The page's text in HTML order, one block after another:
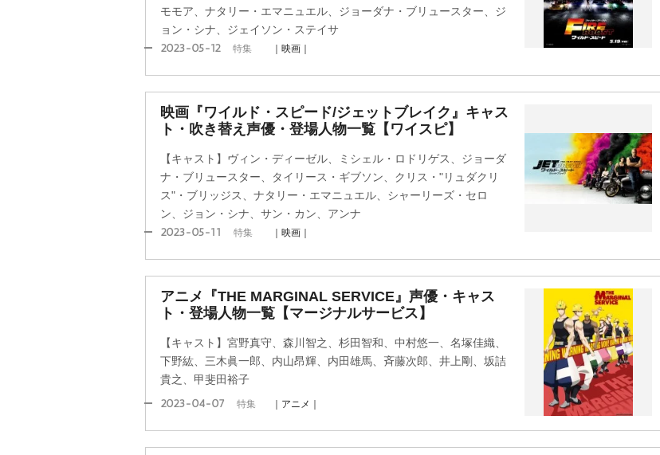
モモア、ナタリー・エマニュエル、ジョーダナ・ブリュースター、ジ
ョン・シナ、ジェイソン・ステイサ
2023-05-12 特集 ｜映画｜
映画『ワイルド・スピード/ジェットブレイク』キャス
ト・吹き替え声優・登場人物一覧【ワイスピ】
【キャスト】ヴィン・ディーゼル、ミシェル・ロドリゲス、ジョーダ
ナ・ブリュースター、タイリース・ギブソン、クリス・"リュダクリ
ス"・ブリッジス、ナタリー・エマニュエル、シャーリーズ・セロ
ン、ジョン・シナ、サン・カン、アンナ
2023-05-11 特集 ｜映画｜
アニメ『THE MARGINAL SERVICE』声優・キャス
ト・登場人物一覧【マージナルサービス】
【キャスト】宮野真守、森川智之、杉田智和、中村悠一、名塚佳織、
下野紘、三木眞一郎、内山昂輝、内田雄馬、斉藤次郎、井上剛、坂詰
貴之、甲斐田裕子
2023-04-07 特集 ｜アニメ｜